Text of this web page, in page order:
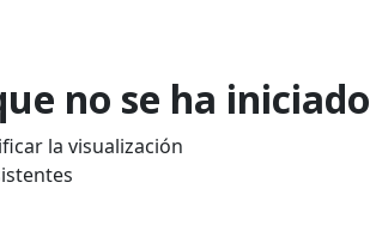
no se ha iniciado
la visualización
s